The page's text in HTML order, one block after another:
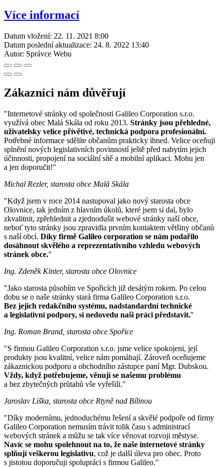
Více informací
Datum vložení: 22. 11. 2021 8:00
Datum poslední aktualizace: 24. 8. 2022 13:40
Autor: Správce Webu
Zákazníci nám důvěřují
"Internetové stránky od společnosti Galileo Corporation s.r.o.
využívá obec Malá Skála od roku 2013. Stránky jsou přehledné,
uživatelsky velice přívětivé, technická podpora profesionální.
Potřebné informace sdělíte občanům prakticky ihned. Velice oceňuji
splnění nových legislativních povinností ještě před nabytím jejich
účinnosti, propojení na sociální sítě a mobilní aplikaci. Mohu jen
a jen doporučit!"
Michal Rezler, starosta obce Malá Skála
"Když jsem v roce 2014 nastupoval jako nový starosta obce
Olovnice, tak jedním z hlavním úkolů, které jsem si dal, bylo
zkvalitnit, zpřehlednit a zjednodušit webové stránky naší obce,
neboť tyto stránky jsou zpravidla prvním kontaktem většiny občanů
s naší obcí. Díky firmě Galileo corporation se nám podařilo
dosáhnout skvělého a reprezentativního vzhledu webových
stránek obce."
Ing. Zdeněk Kinter, starosta obce Olovnice
"Jako starosta působím ve Spořicích již desátým rokem. Po celou
dobu se o naše stránky stará firma Galileo Corporation s.r.o.
Bez jejich redakčního systému, nadstandardní technické
a legislativní podpory, si nedovedu naši práci představit."
Ing. Roman Brand, starosta obce Spořice
"S firmou Galileo Corporation s.r.o. jsme velice spokojeni, její
produkty jsou kvalitní, velice nám pomáhají. Zároveň oceňujeme
zákaznickou podporu a obchodního zástupce paní Mgr. Dubskou.
Vždy, když potřebujeme, věnují se našemu problému
a bez zbytečných průtahů vše vyřešili."
Jaroslav Liška, starosta obce Rtyně nad Bílinou
"Díky modernímu, jednoduchému řešení a skvělé podpoře od firmy
Galileo Corporation nemusím trávit tolik času s administrací
webových stránek a můžu se tak více věnovat rozvoji městyse.
Navíc se mohu spolehnout na to, že naše internetové stránky
splňují veškerou legislativu, což je další úleva pro obec. Proto
s jistotou doporučuji spolupráci s firmou Galileo."